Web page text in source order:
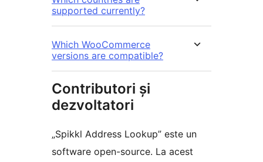
supported currently?
Which WooCommerce
versions are compatible?
Contributori și
dezvoltatori
„Spikkl Address Lookup” este un
software open-source. La acest